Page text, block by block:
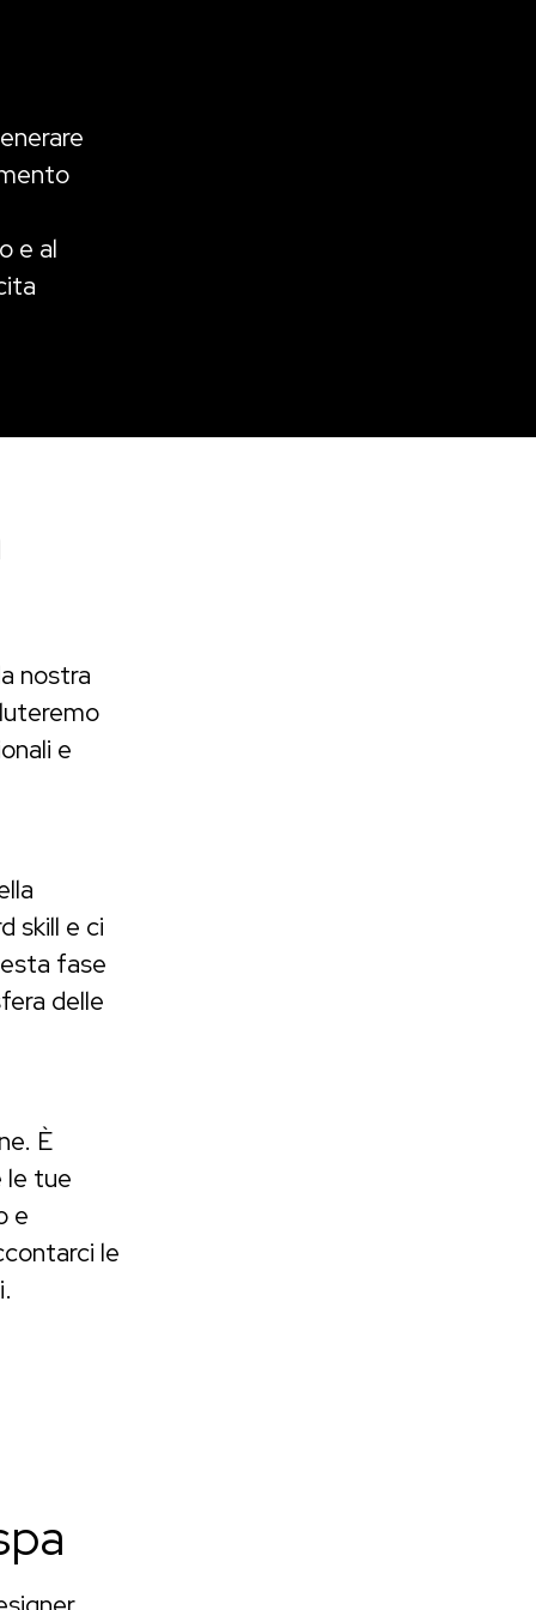
e al
nostra
e
skill e ci
fase
delle
È
le tue
e
le